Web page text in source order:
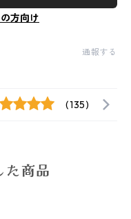
方向け
通報する
(135)
た商品